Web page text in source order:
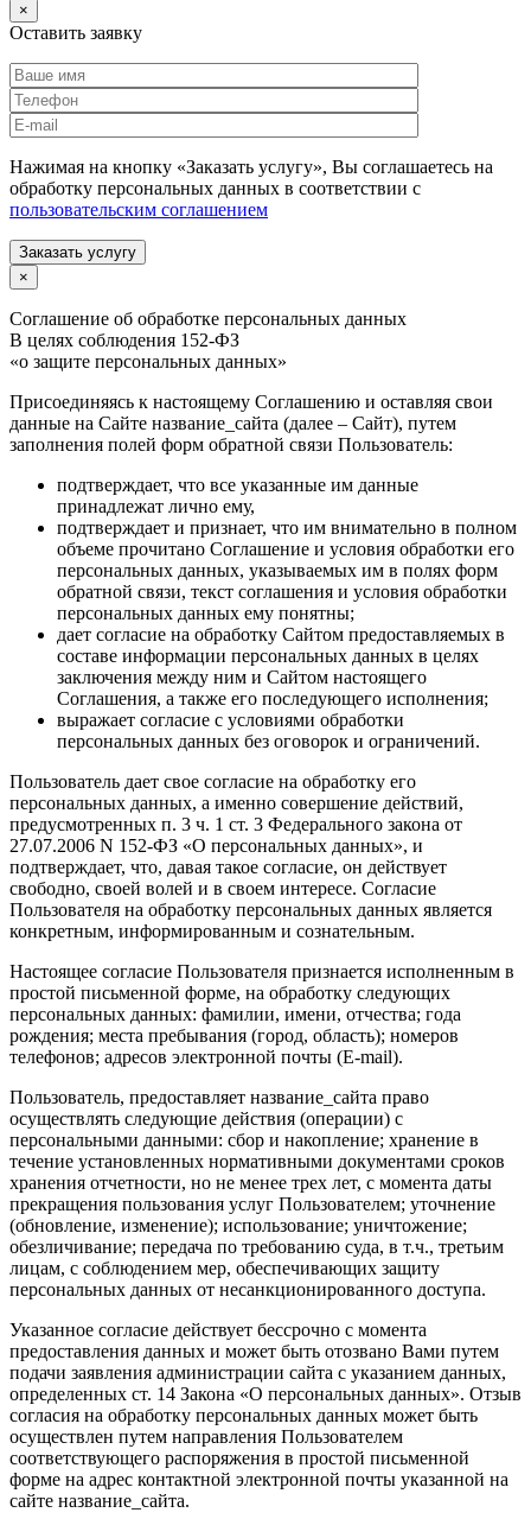
×
Оставить заявку
Нажимая на кнопку «Заказать услугу», Вы соглашаетесь на
обработку персональных данных в соответствии с
пользовательским соглашением
Заказать услугу
×
Соглашение об обработке персональных данных
В целях соблюдения 152-ФЗ
«о защите персональных данных»
Присоединяясь к настоящему Соглашению и оставляя свои
данные на Сайте название_сайта (далее – Сайт), путем
заполнения полей форм обратной связи Пользователь:
подтверждает, что все указанные им данные
принадлежат лично ему,
подтверждает и признает, что им внимательно в полном
объеме прочитано Соглашение и условия обработки его
персональных данных, указываемых им в полях форм
обратной связи, текст соглашения и условия обработки
персональных данных ему понятны;
дает согласие на обработку Сайтом предоставляемых в
составе информации персональных данных в целях
заключения между ним и Сайтом настоящего
Соглашения, а также его последующего исполнения;
выражает согласие с условиями обработки
персональных данных без оговорок и ограничений.
Пользователь дает свое согласие на обработку его
персональных данных, а именно совершение действий,
предусмотренных п. 3 ч. 1 ст. 3 Федерального закона от
27.07.2006 N 152-ФЗ «О персональных данных», и
подтверждает, что, давая такое согласие, он действует
свободно, своей волей и в своем интересе. Согласие
Пользователя на обработку персональных данных является
конкретным, информированным и сознательным.
Настоящее согласие Пользователя признается исполненным в
простой письменной форме, на обработку следующих
персональных данных: фамилии, имени, отчества; года
рождения; места пребывания (город, область); номеров
телефонов; адресов электронной почты (E-mail).
Пользователь, предоставляет название_сайта право
осуществлять следующие действия (операции) с
персональными данными: сбор и накопление; хранение в
течение установленных нормативными документами сроков
хранения отчетности, но не менее трех лет, с момента даты
прекращения пользования услуг Пользователем; уточнение
(обновление, изменение); использование; уничтожение;
обезличивание; передача по требованию суда, в т.ч., третьим
лицам, с соблюдением мер, обеспечивающих защиту
персональных данных от несанкционированного доступа.
Указанное согласие действует бессрочно с момента
предоставления данных и может быть отозвано Вами путем
подачи заявления администрации сайта с указанием данных,
определенных ст. 14 Закона «О персональных данных». Отзыв
согласия на обработку персональных данных может быть
осуществлен путем направления Пользователем
соответствующего распоряжения в простой письменной
форме на адрес контактной электронной почты указанной на
сайте название_сайта.